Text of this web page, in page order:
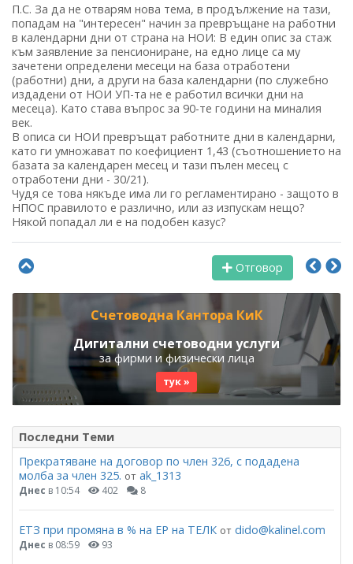
П.С. За да не отварям нова тема, в продължение на тази,
попадам на "интересен" начин за превръщане на работни
в календарни дни от страна на НОИ: В един опис за стаж
към заявление за пенсиониране, на едно лице са му
зачетени определени месеци на база отработени
(работни) дни, а други на база календарни (по служебно
издадени от НОИ УП-та не е работил всички дни на
месеца). Като става въпрос за 90-те години на миналия
век.
В описа си НОИ превръщат работните дни в календарни,
като ги умножават по коефициент 1,43 (съотношението на
базата за календарен месец и тази пълен месец с
отработени дни - 30/21).
Чудя се това някъде има ли го регламентирано - защото в
НПОС правилото е различно, или аз изпускам нещо?
Някой попадал ли е на подобен казус?
Отговор
Счетоводна Кантора КиК
Дигитални счетоводни услуги
за фирми и физически лица
тук »
Последни Теми
Прекратяване на договор по член 326, с подадена
молба за член 325. от ak_1313
Днес в 10:54 402 8
ЕТЗ при промяна в % на ЕР на ТЕЛК от dido@kalinel.com
Днес в 08:59 93